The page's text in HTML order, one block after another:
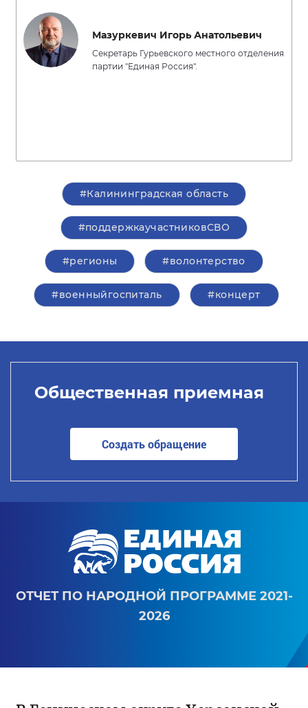
Мазуркевич Игорь Анатольевич
Секретарь Гурьевского местного отделения
партии "Единая Россия".
#Калининградская область
#поддержкаучастниковСВО
#регионы #волонтерство
#военныйгоспиталь #концерт
Общественная приемная
Создать обращение
ОТЧЕТ ПО НАРОДНОЙ ПРОГРАММЕ 2021-
2026